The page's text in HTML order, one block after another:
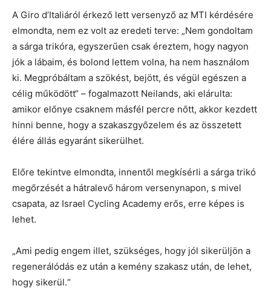
A Giro d’Italiáról érkező lett versenyző az MTI kérdésére
elmondta, nem ez volt az eredeti terve: „Nem gondoltam
a sárga trikóra, egyszerűen csak éreztem, hogy nagyon
jók a lábaim, és bolond lettem volna, ha nem használom
ki. Megpróbáltam a szökést, bejött, és végül egészen a
célig működött“ – fogalmazott Neilands, aki elárulta:
amikor előnye csaknem másfél percre nőtt, akkor kezdett
hinni benne, hogy a szakaszgyőzelem és az összetett
élére állás egyaránt sikerülhet.
Előre tekintve elmondta, innentől megkísérli a sárga trikó
megőrzését a hátralevő három versenynapon, s mivel
csapata, az Israel Cycling Academy erős, erre képes is
lehet.
„Ami pedig engem illet, szükséges, hogy jól sikerüljön a
regenerálódás ez után a kemény szakasz után, de lehet,
hogy sikerül.“